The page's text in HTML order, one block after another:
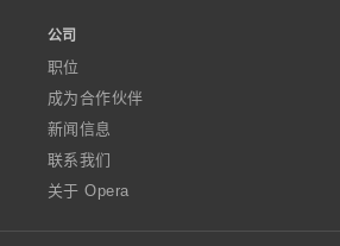
公司
职位
成为合作伙伴
新闻信息
联系我们
关于 Opera